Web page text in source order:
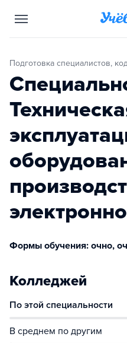
Подготовка специалистов,
Формы обучения: очно,
Колледжей
По этой специальности
В среднем по другим